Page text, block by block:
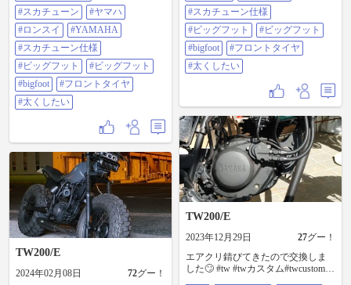
#スカチューン
#ヤマハ
#ロンスイ
#YAMAHA
#スカチューン仕様
#ビッグフット
#ビッグフット
#bigfoot
#フロントタイヤ
#太くしたい
#スカチューン仕様
#ビッグフット
#ビッグフット
#bigfoot
#フロントタイヤ
#太くしたい
TW200/E
2024年02月08日 72グー！
TW200/E
2023年12月29日 27グー！
エアクリ錆びてきたので交換しま
した🙄 #tw #twカスタム#twcustom